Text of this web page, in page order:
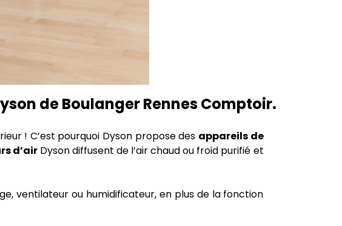
de Boulanger Rennes Comptoir.
! C’est pourquoi Dyson propose des appareils de
d’airDyson diffusent de l’air chaud ou froid purifié et
ventilateur ou humidificateur, en plus de la fonction